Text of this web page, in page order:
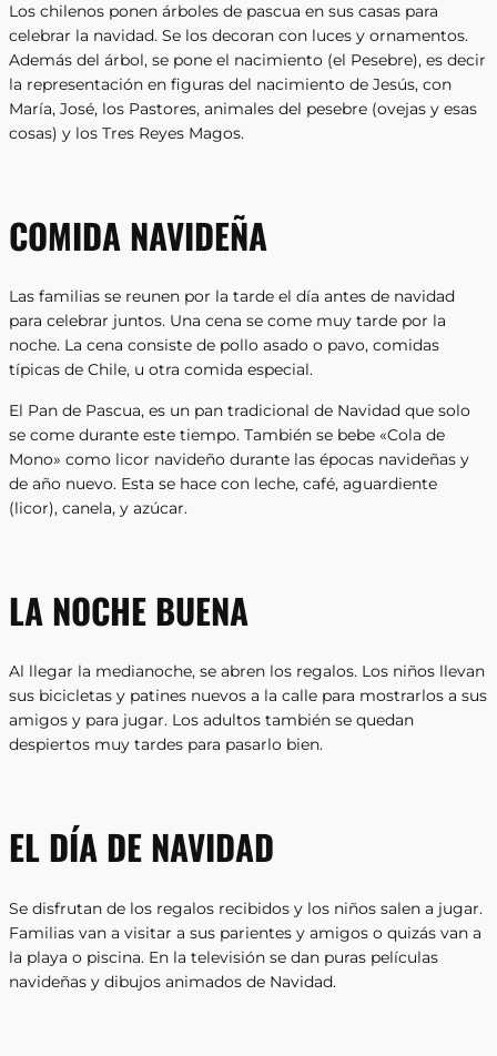
Los chilenos ponen árboles de pascua en sus casas para
celebrar la navidad. Se los decoran con luces y ornamentos.
Además del árbol, se pone el nacimiento (el Pesebre), es decir
la representación en figuras del nacimiento de Jesús, con
María, José, los Pastores, animales del pesebre (ovejas y esas
cosas) y los Tres Reyes Magos.
COMIDA NAVIDEÑA
Las familias se reunen por la tarde el día antes de navidad
para celebrar juntos. Una cena se come muy tarde por la
noche. La cena consiste de pollo asado o pavo, comidas
típicas de Chile, u otra comida especial.
El Pan de Pascua, es un pan tradicional de Navidad que solo
se come durante este tiempo. También se bebe «Cola de
Mono» como licor navideño durante las épocas navideñas y
de año nuevo. Esta se hace con leche, café, aguardiente
(licor), canela, y azúcar.
LA NOCHE BUENA
Al llegar la medianoche, se abren los regalos. Los niños llevan
sus bicicletas y patines nuevos a la calle para mostrarlos a sus
amigos y para jugar. Los adultos también se quedan
despiertos muy tardes para pasarlo bien.
EL DÍA DE NAVIDAD
Se disfrutan de los regalos recibidos y los niños salen a jugar.
Familias van a visitar a sus parientes y amigos o quizás van a
la playa o piscina. En la televisión se dan puras películas
navideñas y dibujos animados de Navidad.